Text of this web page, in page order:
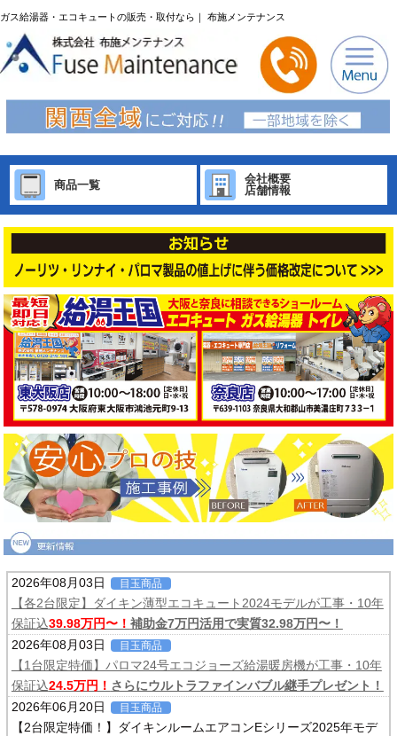
ガス給湯器・エコキュートの販売・取付なら｜ 布施メンテナンス
商品一覧
会社概要
店舗情報
2026年08月03日 目玉商品
【各2台限定】ダイキン薄型エコキュート2024モデルが工事・10年
保証込39.98万円〜！ 補助金7万円活用で実質32.98万円〜！
2026年08月03日
目玉商品
【1台限定特価】パロマ24号エコジョーズ給湯暖房機が工事・10年
保証込24.5万円！ さらにウルトラファインバブル継手プレゼント！
2026年06月20日
目玉商品
【2台限定特価！】ダイキンルームエアコンEシリーズ2025年モデ